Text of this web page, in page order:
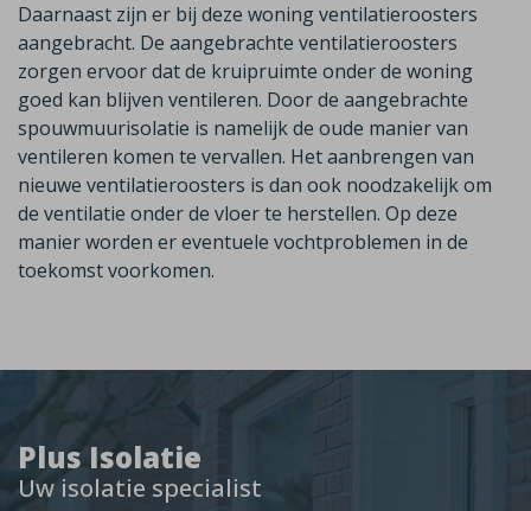
Plus Isolatie
Uw isolatie specialist
Daarnaast zijn er bij deze woning ventilatieroosters
aangebracht. De aangebrachte ventilatieroosters
zorgen ervoor dat de kruipruimte onder de woning
goed kan blijven ventileren. Door de aangebrachte
spouwmuurisolatie is namelijk de oude manier van
ventileren komen te vervallen. Het aanbrengen van
nieuwe ventilatieroosters is dan ook noodzakelijk om
de ventilatie onder de vloer te herstellen. Op deze
manier worden er eventuele vochtproblemen in de
toekomst voorkomen.